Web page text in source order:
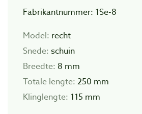
Fabrikantnummer: 1Se-8
Model: recht
Snede: schuin
Breedte: 8 mm
Totale lengte: 250 mm
Klinglengte: 115 mm